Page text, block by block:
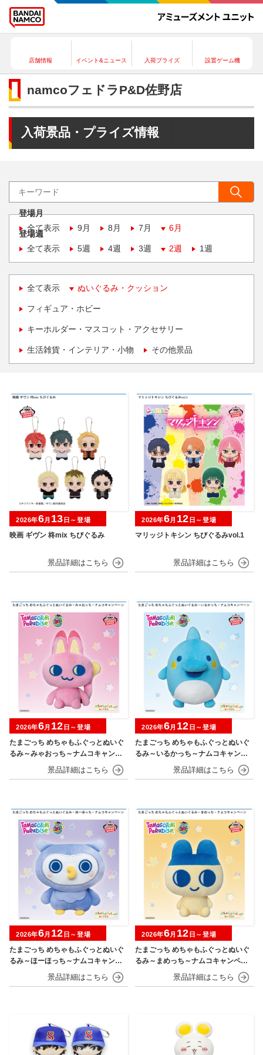
店舗情報 イベント&ニュース 入荷プライズ 設置ゲーム機
namcoフェドラP&D佐野店
入荷景品・プライズ情報
登場月
全て表示
9月 8月 7月 6月
登場週
全て表示
5週 4週 3週 2週 1週
全て表示 ぬいぐるみ・クッション
フィギュア・ホビー
キーホルダー・マスコット・アクセサリー
生活雑貨・インテリア・小物 その他景品
映画 ギヴン 柊mix ちびぐるみ
2026年6月 13 日～登場
マリッジトキシン ちびぐるみvol.1
2026年6月 12 日～登場
たまごっち めちゃもふぐっとぬいぐ
るみ～みゃおっち～ナムコキャンペ
2026年6月 12 日～登場
たまごっち めちゃもふぐっとぬいぐ
るみ～いるかっち～ナムコキャンペ
2026年6月 12 日～登場
たまごっち めちゃもふぐっとぬいぐ
るみ～ほーほっち～ナムコキャンペ
2026年6月 12 日～登場
たまごっち めちゃもふぐっとぬいぐ
るみ～まめっち～ナムコキャンペー
2026年6月 12 日～登場